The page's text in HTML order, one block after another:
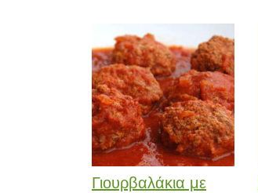
Γιουρβαλάκια με